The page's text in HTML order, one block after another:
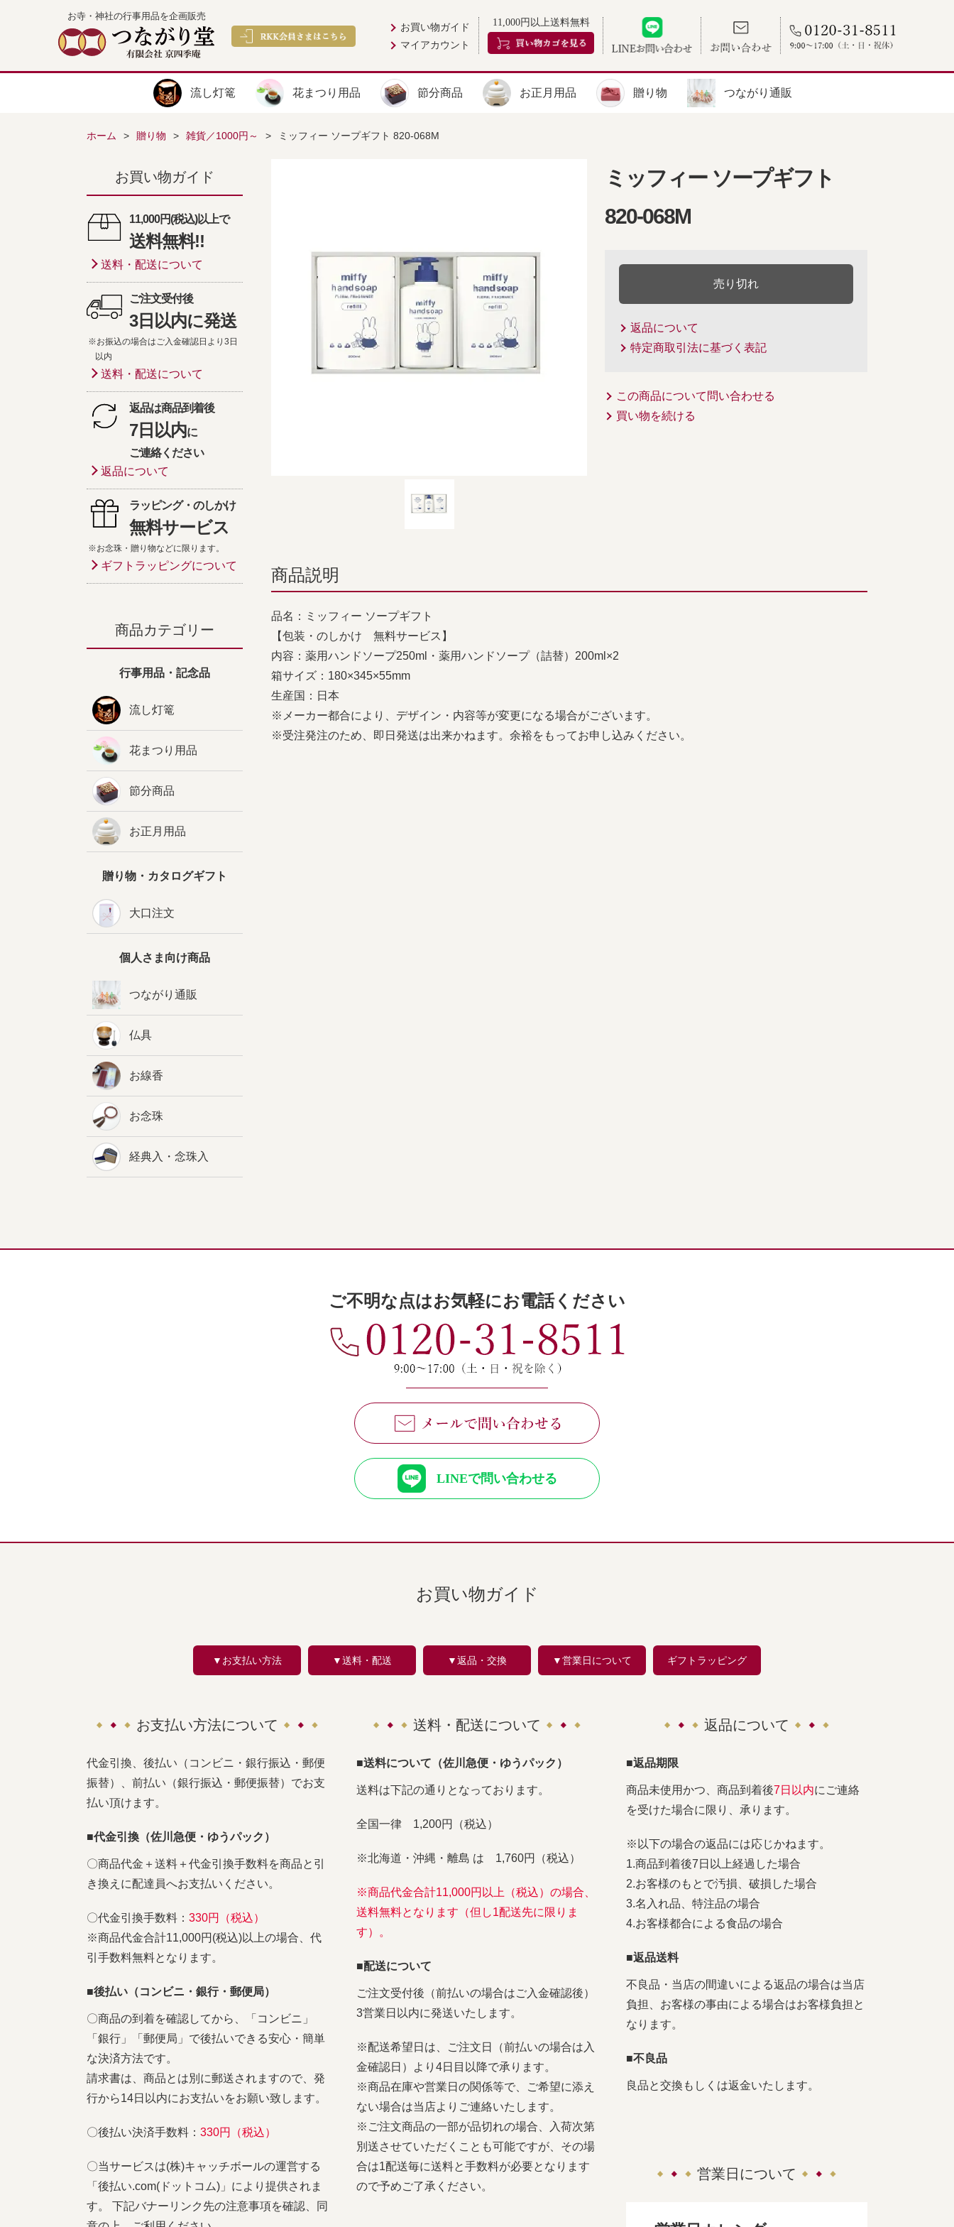
お寺・神社の行事用品を企画販売
お買い物ガイド
マイアカウント
11,000円以上送料無料
流し灯篭 花まつり用品 節分商品 お正月用品 贈り物 つながり通販
ホーム 贈り物 雑貨／1000円～ ミッフィー ソープギフト 820-068M
ミッフィー ソープギフト
820-068M
売り切れ
返品について
特定商取引法に基づく表記
この商品について問い合わせる
買い物を続ける
商品説明
品名：ミッフィー ソープギフト
【包装・のしかけ 無料サービス】
内容：薬用ハンドソープ250ml・薬用ハンドソープ（詰替）200ml×2
箱サイズ：180×345×55mm
生産国：日本
※メーカー都合により、デザイン・内容等が変更になる場合がございます。
※受注発注のため、即日発送は出来かねます。余裕をもってお申し込みください。
お買い物ガイド
11,000円(税込)以上で
送料無料!!
送料・配送について
ご注文受付後
3日以内に発送
※お振込の場合はご入金確認日より3日
以内
送料・配送について
返品は商品到着後
7日以内に
ご連絡ください
返品について
ラッピング・のしかけ
無料サービス
※お念珠・贈り物などに限ります。
ギフトラッピングについて
商品カテゴリー
行事用品・記念品
流し灯篭
花まつり用品
節分商品
お正月用品
贈り物・カタログギフト
大口注文
個人さま向け商品
つながり通販
仏具
お線香
お念珠
経典入・念珠入
ご不明な点はお気軽にお電話ください
LINEで問い合わせる
お買い物ガイド
▼お支払い方法 ▼送料・配送 ▼返品・交換 ▼営業日について ギフトラッピング
お支払い方法について
代金引換、後払い（コンビニ・銀行振込・郵便
振替）、前払い（銀行振込・郵便振替）でお支
払い頂けます。
■代金引換（佐川急便・ゆうパック）
〇商品代金＋送料＋代金引換手数料を商品と引
き換えに配達員へお支払いください。
〇代金引換手数料： 330円（税込）
※商品代金合計11,000円(税込)以上の場合、代
引手数料無料となります。
■後払い（コンビニ・銀行・郵便局）
〇商品の到着を確認してから、「コンビニ」
「銀行」「郵便局」で後払いできる安心・簡単
な決済方法です。
請求書は、商品とは別に郵送されますので、発
行から14日以内にお支払いをお願い致します。
〇後払い決済手数料： 330円（税込）
〇当サービスは(株)キャッチボールの運営する
「後払い.com(ドットコム)」により提供されま
す。 下記バナーリンク先の注意事項を確認、同
送料・配送について
■送料について（佐川急便・ゆうパック）
送料は下記の通りとなっております。
全国一律 1,200円（税込）
※北海道・沖縄・離島 は 1,760円（税込）
※商品代金合計11,000円以上（税込）の場合、
送料無料となります（但し1配送先に限りま
す）。
■配送について
ご注文受付後（前払いの場合はご入金確認後）
3営業日以内に発送いたします。
※配送希望日は、ご注文日（前払いの場合は入
金確認日）より4日目以降で承ります。
※商品在庫や営業日の関係等で、ご希望に添え
ない場合は当店よりご連絡いたします。
※ご注文商品の一部が品切れの場合、入荷次第
別送させていただくことも可能ですが、その場
合は1配送毎に送料と手数料が必要となります
ので予めご了承ください。
返品について
■返品期限
商品未使用かつ、商品到着後7日以内にご連絡
を受けた場合に限り、承ります。
※以下の場合の返品には応じかねます。
1.商品到着後7日以上経過した場合
2.お客様のもとで汚損、破損した場合
3.名入れ品、特注品の場合
4.お客様都合による食品の場合
■返品送料
不良品・当店の間違いによる返品の場合は当店
負担、お客様の事由による場合はお客様負担と
なります。
■不良品
良品と交換もしくは返金いたします。
営業日について